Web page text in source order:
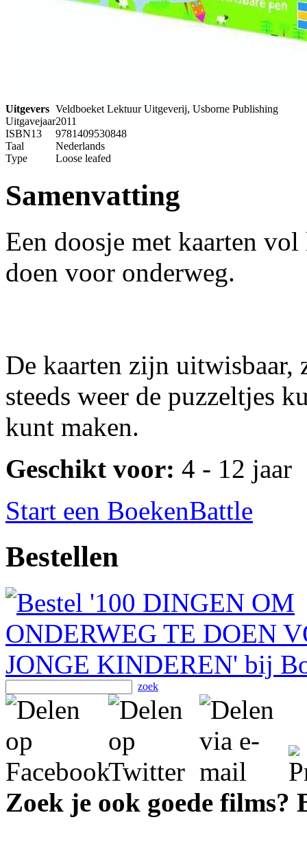
Uitgevers Veldboeket Lektuur Uitgeverij, Usborne Publishing
Uitgavejaar2011
ISBN13
9781409530848
Taal
Nederlands
Type
Loose leafed
Samenvatting
Een doosje met kaarten
doen voor onderweg.
De kaarten zijn uitwisbaar,
steeds weer de puzzeltjes
kunt maken.
Geschikt voor: 4 - 12 jaar
Start een BoekenBattle
Bestellen
zoek
Zoek je ook goede films?